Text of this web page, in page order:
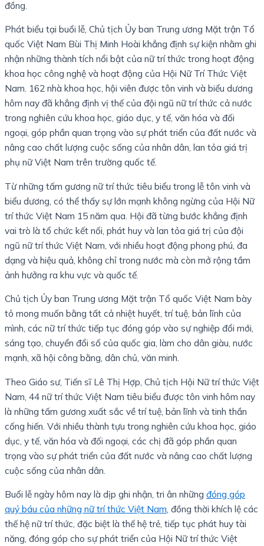
đồng.
Phát biểu tại buổi lễ, Chủ tịch Ủy ban Trung ương Mặt trận Tổ
quốc Việt Nam Bùi Thị Minh Hoài khẳng định sự kiện nhằm ghi
nhận những thành tích nổi bật của nữ trí thức trong hoạt động
khoa học công nghệ và hoạt động của Hội Nữ Trí Thức Việt
Nam. 162 nhà khoa học, hội viên được tôn vinh và biểu dương
hôm nay đã khẳng định vị thế của đội ngũ nữ trí thức cả nước
trong nghiên cứu khoa học, giáo dục, y tế, văn hóa và đối
ngoại, góp phần quan trọng vào sự phát triển của đất nước và
nâng cao chất lượng cuộc sống của nhân dân, lan tỏa giá trị
phụ nữ Việt Nam trên trường quốc tế.
Từ những tấm gương nữ trí thức tiêu biểu trong lễ tôn vinh và
biểu dương, có thể thấy sự lớn mạnh không ngừng của Hội Nữ
trí thức Việt Nam 15 năm qua. Hội đã từng bước khẳng định
vai trò là tổ chức kết nối, phát huy và lan tỏa giá trị của đội
ngũ nữ trí thức Việt Nam, với nhiều hoạt động phong phú, đa
dạng và hiệu quả, không chỉ trong nước mà còn mở rộng tầm
ảnh hưởng ra khu vực và quốc tế.
Chủ tịch Ủy ban Trung ương Mặt trận Tổ quốc Việt Nam bày
tỏ mong muốn bằng tất cả nhiệt huyết, trí tuệ, bản lĩnh của
mình, các nữ trí thức tiếp tục đóng góp vào sự nghiệp đổi mới,
sáng tạo, chuyển đổi số của quốc gia, làm cho dân giàu, nước
mạnh, xã hội công bằng, dân chủ, văn minh.
Theo Giáo sư, Tiến sĩ Lê Thị Hợp, Chủ tịch Hội Nữ trí thức Việt
Nam, 44 nữ trí thức Việt Nam tiêu biểu được tôn vinh hôm nay
là những tấm gương xuất sắc về trí tuệ, bản lĩnh và tinh thần
cống hiến. Với nhiều thành tựu trong nghiên cứu khoa học, giáo
dục, y tế, văn hóa và đối ngoại, các chị đã góp phần quan
trọng vào sự phát triển của đất nước và nâng cao chất lượng
cuộc sống của nhân dân.
Buổi lễ ngày hôm nay là dịp ghi nhận, tri ân những đóng góp
quý báu của những nữ trí thức Việt Nam, đồng thời khích lệ các
thế hệ nữ trí thức, đặc biệt là thế hệ trẻ, tiếp tục phát huy tài
năng, đóng góp cho sự phát triển của Hội Nữ trí thức Việt